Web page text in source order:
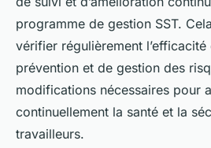
programme de gestion SST.
vérifier régulièrement
prévention et de gestion des
modifications nécessaires pour
continuellement la santé et la
travailleurs.